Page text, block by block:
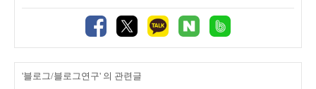
'블로그/블로그연구' 의 관련글